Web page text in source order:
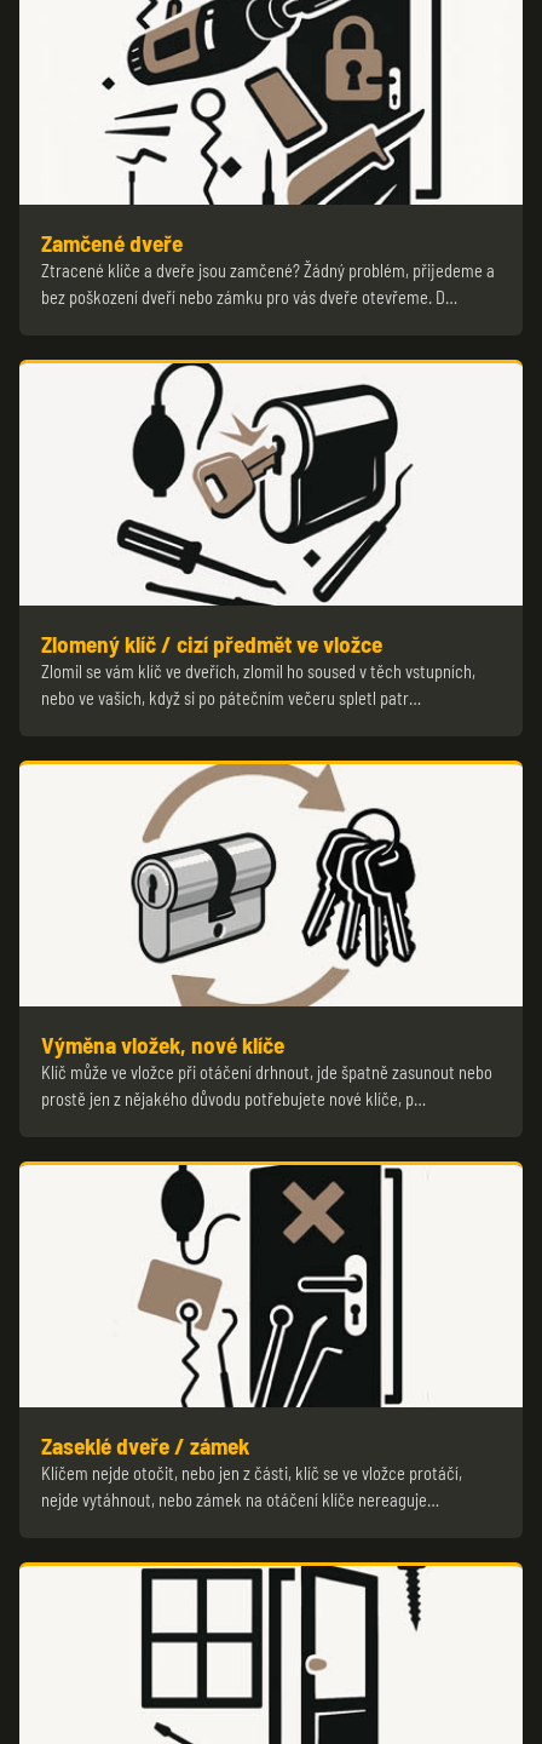
Zamčené dveře
Ztracené klíče a dveře jsou zamčené? Žádný problém, přijedeme a
bez poškození dveří nebo zámku pro vás dveře otevřeme. D…
Zlomený klíč / cizí předmět ve vložce
Zlomil se vám klíč ve dveřích, zlomil ho soused v těch vstupních,
nebo ve vašich, když si po pátečním večeru spletl patr…
Výměna vložek, nové klíče
Klíč může ve vložce při otáčení drhnout, jde špatně zasunout nebo
prostě jen z nějakého důvodu potřebujete nové klíče, p…
Zaseklé dveře / zámek
Klíčem nejde otočit, nebo jen z části, klíč se ve vložce protáčí,
nejde vytáhnout, nebo zámek na otáčení klíče nereaguje…